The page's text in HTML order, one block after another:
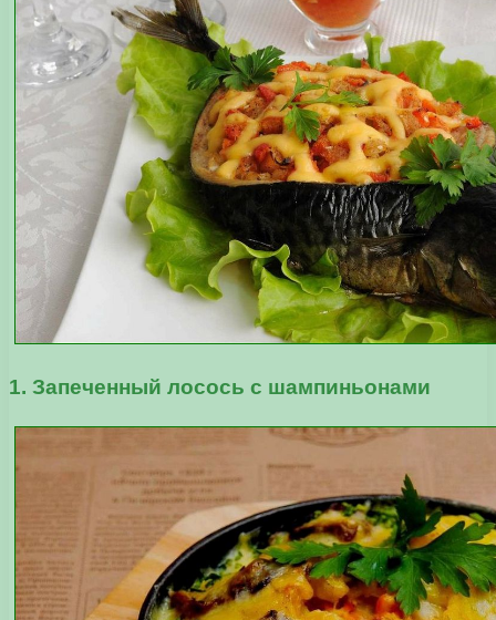
1. Запеченный лосось с шампиньонами